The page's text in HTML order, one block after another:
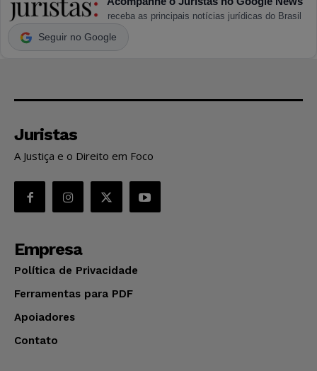
receba as principais notícias jurídicas do Brasil
Seguir no Google
Juristas
A Justiça e o Direito em Foco
Empresa
Política de Privacidade
Ferramentas para PDF
Apoiadores
Contato